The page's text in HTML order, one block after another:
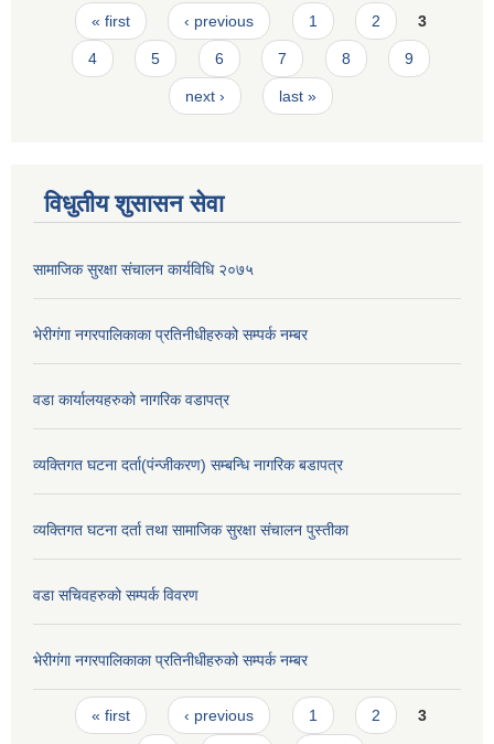
Pages
« first ‹ previous 1 2 3
4 5 6 7 8 9
next › last »
विधुतीय शुसासन सेवा
सामाजिक सुरक्षा संचालन कार्यविधि २०७५
भेरीगंगा नगरपालिकाका प्रतिनीधीहरुको सम्पर्क नम्बर
वडा कार्यालयहरुको नागरिक वडापत्र
व्यक्तिगत घटना दर्ता(पंन्जीकरण) सम्बन्धि नागरिक बडापत्र
व्यक्तिगत घटना दर्ता तथा सामाजिक सुरक्षा संचालन पुस्तीका
वडा सचिवहरुको सम्पर्क विवरण
भेरीगंगा नगरपालिकाका प्रतिनीधीहरुको सम्पर्क नम्बर
Pages
« first ‹ previous 1 2 3